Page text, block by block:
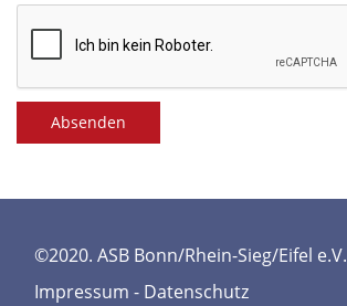
Absenden
©2020. ASB Bonn/Rhein-Sieg/Eifel e.V.
Impressum - Datenschutz